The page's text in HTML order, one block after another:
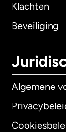
Klachten
Beveiliging
Algemene